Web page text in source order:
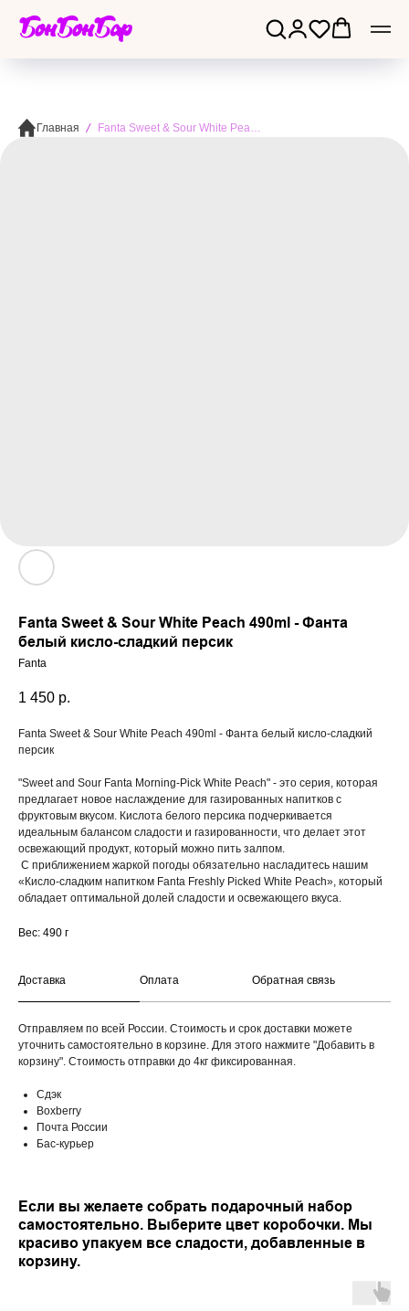
БонБонБар
Главная Fanta Sweet & Sour White Peach 490ml - Фанта белый кисло-сладкий персик
Fanta Sweet & Sour White Peach 490ml - Фанта
белый кисло-сладкий персик
Fanta
1 450 р.
Fanta Sweet & Sour White Peach 490ml - Фанта белый кисло-сладкий
персик
"Sweet and Sour Fanta Morning-Pick White Peach" - это серия, которая
предлагает новое наслаждение для газированных напитков с
фруктовым вкусом. Кислота белого персика подчеркивается
идеальным балансом сладости и газированности, что делает этот
освежающий продукт, который можно пить залпом.
С приближением жаркой погоды обязательно насладитесь нашим
«Кисло-сладким напитком Fanta Freshly Picked White Peach», который
обладает оптимальной долей сладости и освежающего вкуса.
Вес: 490 г
Доставка Оплата Обратная связь
Отправляем по всей России. Стоимость и срок доставки можете
уточнить самостоятельно в корзине. Для этого нажмите "Добавить в
корзину". Стоимость отправки до 4кг фиксированная.
Сдэк
Boxberry
Почта России
Бас-курьер
Если вы желаете собрать подарочный набор
самостоятельно. Выберите цвет коробочки. Мы
красиво упакуем все сладости, добавленные в
корзину.